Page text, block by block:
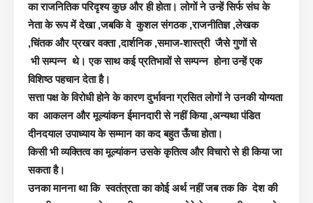
का राजनितिक परिदृश्य कुछ और ही होता। लोगों ने उन्हें सिर्फ संघ के
नेता के रूप में देखा ,जबकि वे कुशल संगठक ,राजनीतिज्ञ ,लेखक
,चिंतक और प्रखर वक्ता ,दार्शनिक ,समाज-शास्त्री जैसे गुणों से
भी सम्पन्न थे।एक साथ कई प्रतिभावों से सम्पन्न होना उन्हें एक
विशिष्ठ पहचान देता है।
सत्ता पक्ष के विरोधी होने के कारण दुर्भावना ग्रसित लोगों ने उनकी योग्यता
का आकलन और मूल्यांकन ईमानदारी से नहीं किया ,अन्यथा पंडित
दीनदयाल उपाध्याय के सम्मान का कद बहुत ऊँचा होता।
किसी भी व्यक्तित्व का मूल्यांकन उसके कृतित्व और विचारो से ही किया जा
सकता है।
उनका मानना था कि स्वतंत्रता का कोई अर्थ नहीं जब तक कि देश की